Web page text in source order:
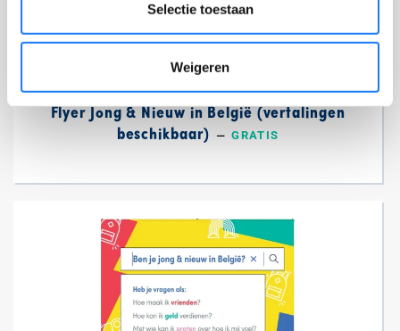
Selectie toestaan
Weigeren
Flyer Jong & Nieuw in België (vertalingen
beschikbaar) — NORMALE PRIJS
GRATIS